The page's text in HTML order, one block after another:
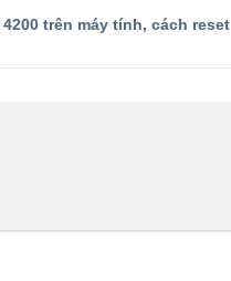
trên máy tính, cách reset